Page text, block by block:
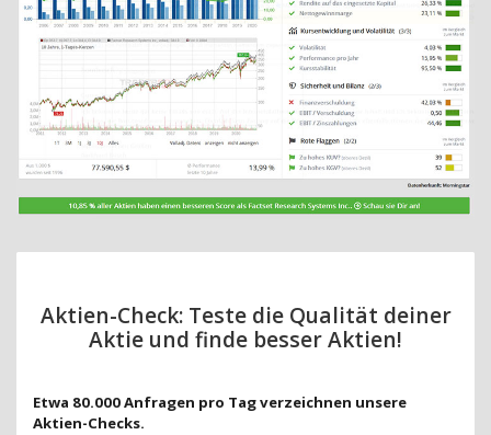
Aktien-Check: Teste die Qualität deiner
Aktie und finde besser Aktien!
Etwa 80.000 Anfragen pro Tag verzeichnen unsere
Aktien-Checks.